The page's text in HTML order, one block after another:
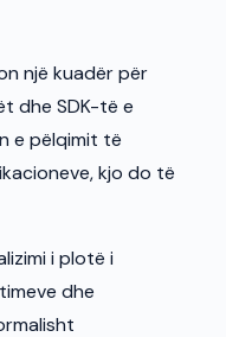
një kuadër për
dhe SDK-të e
e pëlqimit të
kjo do të
i plotë i
dhe